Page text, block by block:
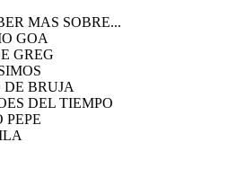
MAS SOBRE...
GOA
GREG
DE BRUJA
DEL TIEMPO
PEPE